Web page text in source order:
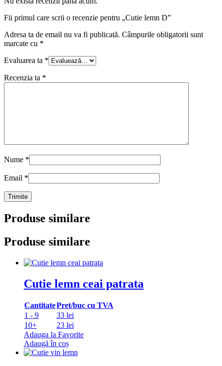
Fii primul care scrii o recenzie pentru „Cutie lemn D”
Adresa ta de email nu va fi publicată. Câmpurile obligatorii sunt
marcate cu *
Evaluarea ta *
Recenzia ta *
Nume *
Email *
Produse similare
Produse similare
Cutie lemn ceai patrata
CantitatePret/buc cu TVA
1 - 9
33 lei
10+
23 lei
Adauga la Favorite
Adaugă în coș